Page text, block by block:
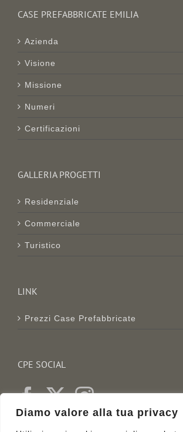
Diamo valore alla tua privacy
CASE PREFABBRICATE EMILIA
Azienda
Visione
Missione
Numeri
Certificazioni
GALLERIA PROGETTI
Residenziale
Commerciale
Turistico
LINK
Prezzi Case Prefabbricate
CPE SOCIAL